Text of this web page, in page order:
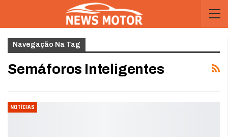
Navegação Na Tag
Semáforos Inteligentes
NOTÍCIAS